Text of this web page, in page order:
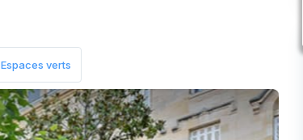
Espaces verts